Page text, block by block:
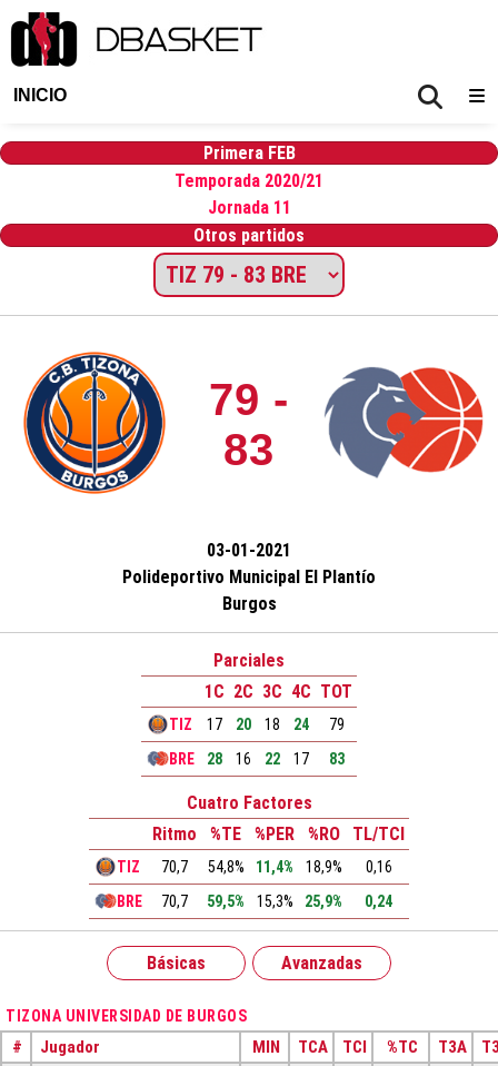
INICIO
Primera FEB
Temporada 2020/21
Jornada 11
Otros partidos
79 -
83
03-01-2021
Polideportivo Municipal El Plantío
Burgos
Parciales
1C 2C 3C 4C TOT
TIZ 17 20 18 24
79
BRE
28 16 22 17 83
Cuatro Factores
Ritmo
%TE %PER %RO TL/TCI
TIZ 70,7 54,8% 11,4% 18,9%
0,16
BRE
70,7 59,5% 15,3% 25,9% 0,24
Básicas Avanzadas
TIZONA UNIVERSIDAD DE BURGOS
# Jugador MIN TCA TCI %TC T3A